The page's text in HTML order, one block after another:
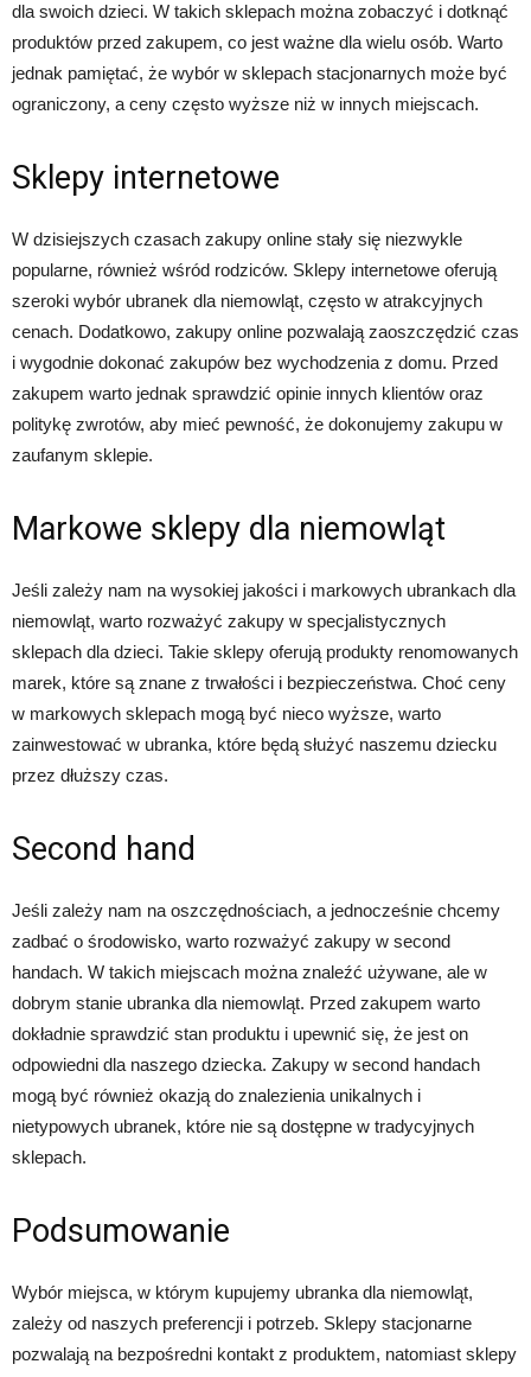
dla swoich dzieci. W takich sklepach można zobaczyć i dotknąć
produktów przed zakupem, co jest ważne dla wielu osób. Warto
jednak pamiętać, że wybór w sklepach stacjonarnych może być
ograniczony, a ceny często wyższe niż w innych miejscach.
Sklepy internetowe
W dzisiejszych czasach zakupy online stały się niezwykle
popularne, również wśród rodziców. Sklepy internetowe oferują
szeroki wybór ubranek dla niemowląt, często w atrakcyjnych
cenach. Dodatkowo, zakupy online pozwalają zaoszczędzić czas
i wygodnie dokonać zakupów bez wychodzenia z domu. Przed
zakupem warto jednak sprawdzić opinie innych klientów oraz
politykę zwrotów, aby mieć pewność, że dokonujemy zakupu w
zaufanym sklepie.
Markowe sklepy dla niemowląt
Jeśli zależy nam na wysokiej jakości i markowych ubrankach dla
niemowląt, warto rozważyć zakupy w specjalistycznych
sklepach dla dzieci. Takie sklepy oferują produkty renomowanych
marek, które są znane z trwałości i bezpieczeństwa. Choć ceny
w markowych sklepach mogą być nieco wyższe, warto
zainwestować w ubranka, które będą służyć naszemu dziecku
przez dłuższy czas.
Second hand
Jeśli zależy nam na oszczędnościach, a jednocześnie chcemy
zadbać o środowisko, warto rozważyć zakupy w second
handach. W takich miejscach można znaleźć używane, ale w
dobrym stanie ubranka dla niemowląt. Przed zakupem warto
dokładnie sprawdzić stan produktu i upewnić się, że jest on
odpowiedni dla naszego dziecka. Zakupy w second handach
mogą być również okazją do znalezienia unikalnych i
nietypowych ubranek, które nie są dostępne w tradycyjnych
sklepach.
Podsumowanie
Wybór miejsca, w którym kupujemy ubranka dla niemowląt,
zależy od naszych preferencji i potrzeb. Sklepy stacjonarne
pozwalają na bezpośredni kontakt z produktem, natomiast sklepy